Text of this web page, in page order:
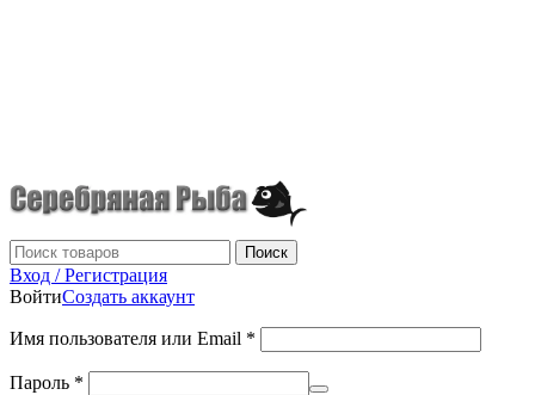
Поиск
Вход / Регистрация
ВойтиСоздать аккаунт
Имя пользователя или Email *
Пароль *